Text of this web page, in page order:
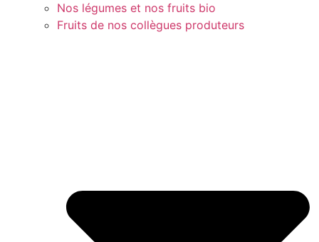
Nos légumes et nos fruits bio
Fruits de nos collègues produteurs